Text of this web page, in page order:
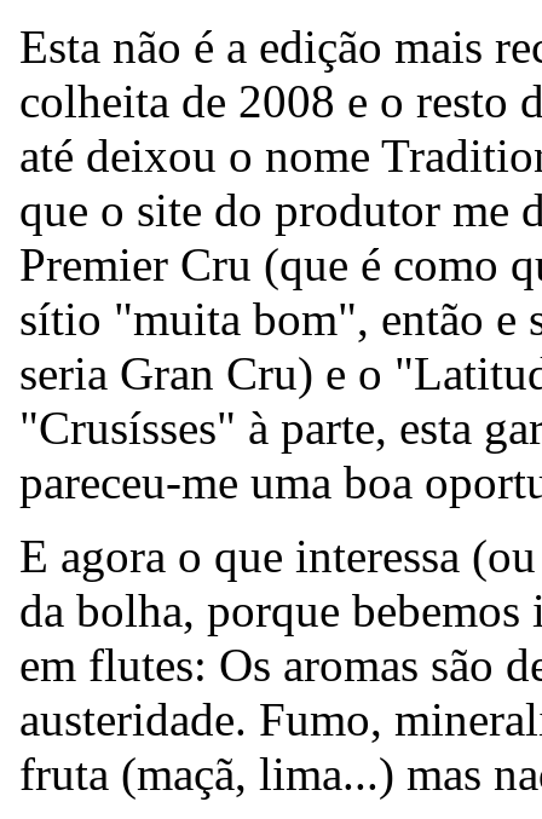
Esta não é a edição mais
colheita de 2008 e o resto
até deixou o nome
que o site do produtor me
Premier Cru (que é como
sítio "muita bom", então e
seria Gran Cru) e o
"Crusísses" à parte, esta
pareceu-me uma boa
E agora o que interessa
da bolha, porque bebemos
em flutes: Os aromas são
austeridade. Fumo,
fruta (maçã, lima...) mas